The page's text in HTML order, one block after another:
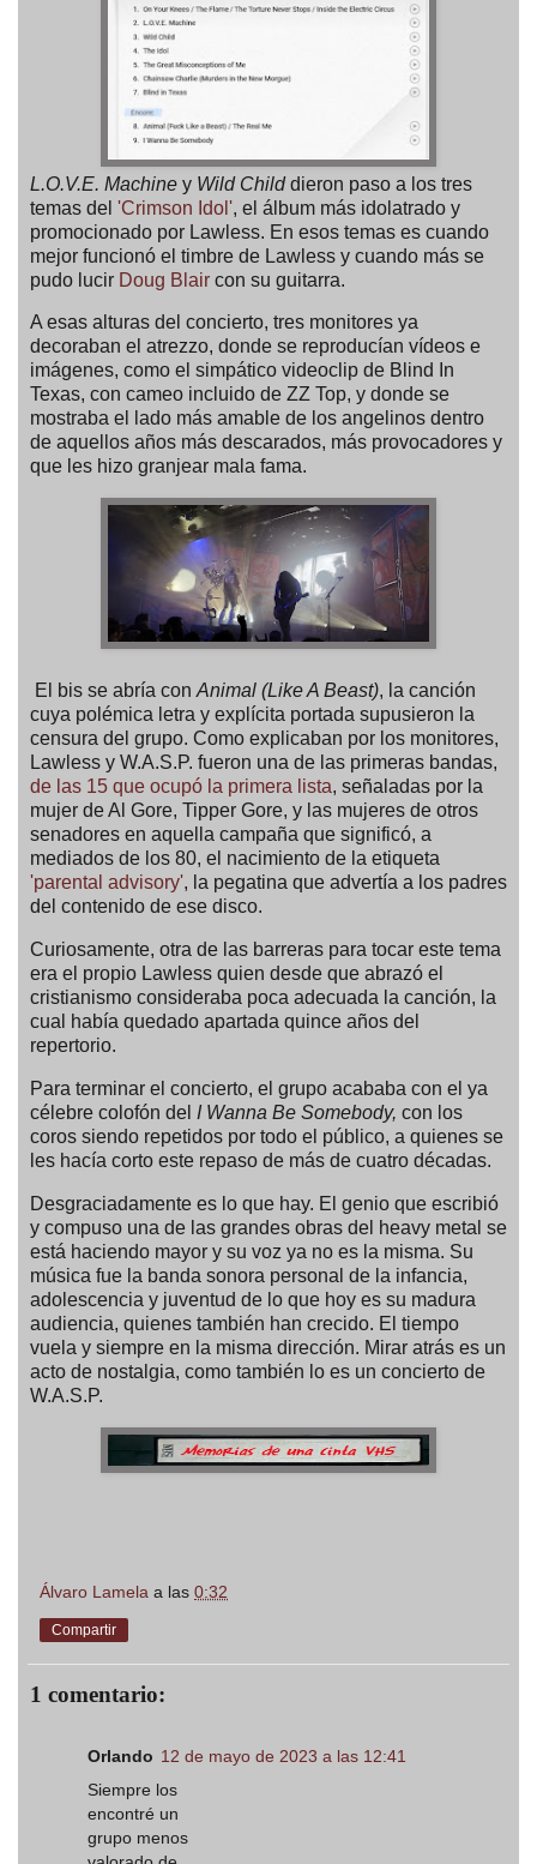
L.O.V.E. Machine y Wild Childdieron paso a los tres
temas del 'Crimson Idol', el álbum más idolatrado y
promocionado por Lawless. En esos temas es cuando
mejor funcionó el timbre de Lawless y cuando más se
pudo lucir Doug Blair con su guitarra.
A esas alturas del concierto, tres monitores ya
decoraban el atrezzo, donde se reproducían vídeos e
imágenes, como el simpático videoclip de Blind In
Texas, con cameo incluido de ZZ Top, y donde se
mostraba el lado más amable de los angelinos dentro
de aquellos años más descarados, más provocadores y
que les hizo granjear mala fama.
El bis se abría con Animal (Like A Beast), la canción
cuya polémica letra y explícita portada supusieron la
censura del grupo. Como explicaban por los monitores,
Lawless y W.A.S.P. fueron una de las primeras bandas,
de las 15 que ocupó la primera lista, señaladas por la
mujer de Al Gore, Tipper Gore, y las mujeres de otros
senadores en aquella campaña que significó, a
mediados de los 80, el nacimiento de la etiqueta
'parental advisory', la pegatina que advertía a los padres
del contenido de ese disco.
Curiosamente, otra de las barreras para tocar este tema
era el propio Lawless quien desde que abrazó el
cristianismo consideraba poca adecuada la canción, la
cual había quedado apartada quince años del
repertorio.
Para terminar el concierto, el grupo acababa con el ya
célebre colofón del I Wanna Be Somebody, con los
coros siendo repetidos por todo el público, a quienes se
les hacía corto este repaso de más de cuatro décadas.
Desgraciadamente es lo que hay. El genio que escribió
y compuso una de las grandes obras del heavy metal se
está haciendo mayor y su voz ya no es la misma. Su
música fue la banda sonora personal de la infancia,
adolescencia y juventud de lo que hoy es su madura
audiencia, quienes también han crecido. El tiempo
vuela y siempre en la misma dirección. Mirar atrás es un
acto de nostalgia, como también lo es un concierto de
W.A.S.P.
Álvaro Lamela a las 0:32
Compartir
1 comentario:
Orlando 12 de mayo de 2023 a las 12:41
Siempre los
encontré un
grupo menos